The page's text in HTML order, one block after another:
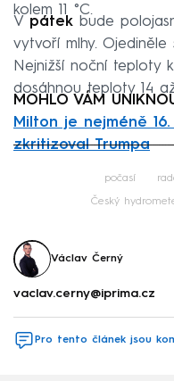
kolem 11 °C.
V pátek bude
vytvoří mlhy.
Nejnižší noční teploty
dosáhnou teploty 14
MOHLO VÁM
Milton je nejméně
zkritizoval Trumpa
počasí
Český
Václav Černý
vaclav.cerny@iprima.cz
Pro tento článek jsou